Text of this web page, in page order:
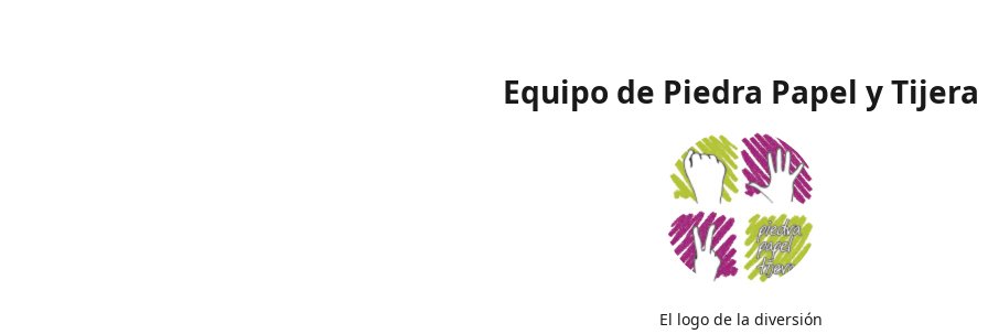
Equipo de Piedra Papel y Tijera
El logo de la diversión